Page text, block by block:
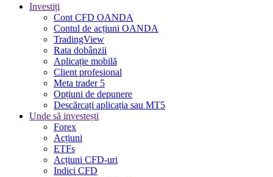
Investiți
Cont CFD OANDA
Contul de acțiuni OANDA
TradingView
Rata dobânzii
Aplicație mobilă
Client profesional
Meta trader 5
Opțiuni de depunere
Descărcați aplicația sau MT5
Unde să investești
Forex
Acțiuni
ETFs
Acțiuni CFD-uri
Indici CFD